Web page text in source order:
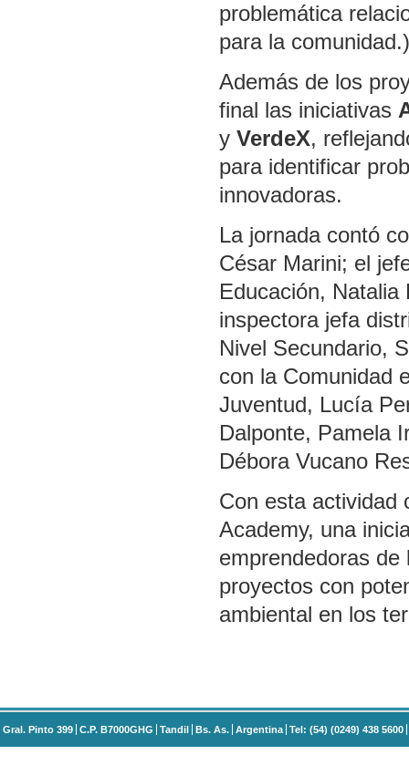
problemática
para la
Además de los
final las iniciativas
y VerdeX,
para identificar
innovadoras.
La jornada contó
César Marini; el
Educación,
inspectora jefa
Nivel Secundario,
con la Comunidad
Juventud, Lucía
Dalponte, Pamela
Débora Vucano
Con esta actividad
Academy, una
emprendedoras
proyectos con
ambiental en los
Gral. Pinto 399 C.P. B7000GHG Tandil Bs. As. Argentina Tel: (54) (0249) 438 5600